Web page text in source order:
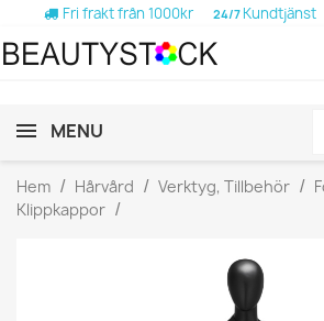
Fri frakt från 1000kr 24/7
MENU
Hem Hårvård Verktyg, Tillbehör
Klippkappor